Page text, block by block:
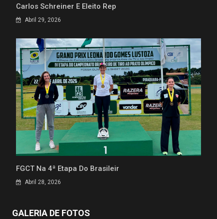
Carlos Schreiner É Eleito Rep
Abril 29, 2026
FGCT Na 4ª Etapa Do Brasileir
Abril 28, 2026
GALERIA DE FOTOS